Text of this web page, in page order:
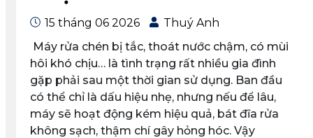
15 tháng 06 2026
Thuý Anh
Máy rửa chén bị tắc, thoát nước chậm, có mùi
hôi khó chịu… là tình trạng rất nhiều gia đình
gặp phải sau một thời gian sử dụng. Ban đầu
có thể chỉ là dấu hiệu nhẹ, nhưng nếu để lâu,
máy sẽ hoạt động kém hiệu quả, bát đĩa rửa
không sạch, thậm chí gây hỏng hóc. Vậy